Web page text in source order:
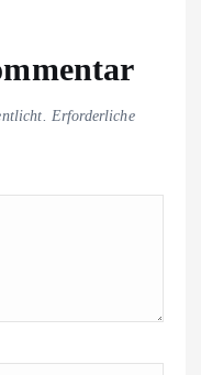
Erforderliche